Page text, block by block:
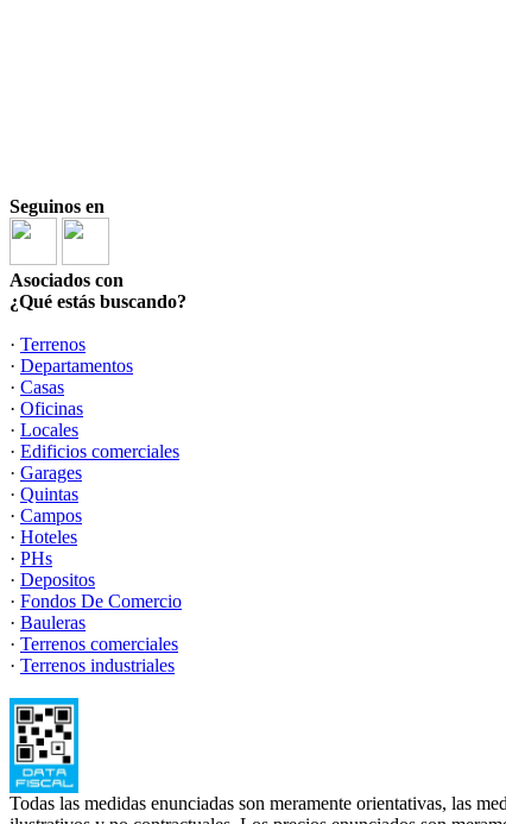
Seguinos en
Asociados con
¿Qué estás buscando?
· Terrenos
· Departamentos
· Casas
· Oficinas
· Locales
· Edificios comerciales
· Garages
· Quintas
· Campos
· Hoteles
· PHs
· Depositos
· Fondos De Comercio
· Bauleras
· Terrenos comerciales
· Terrenos industriales
Todas las medidas enunciadas son meramente orientativas, las